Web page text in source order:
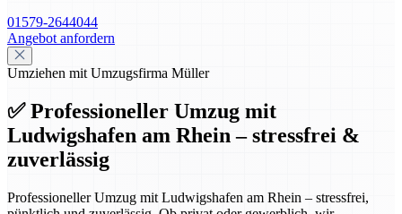
01579-2644044
Angebot anfordern
Umziehen mit Umzugsfirma Müller
✅ Professioneller Umzug mit
Ludwigshafen am Rhein – stressfrei &
zuverlässig
Professioneller Umzug mit Ludwigshafen am Rhein – stressfrei,